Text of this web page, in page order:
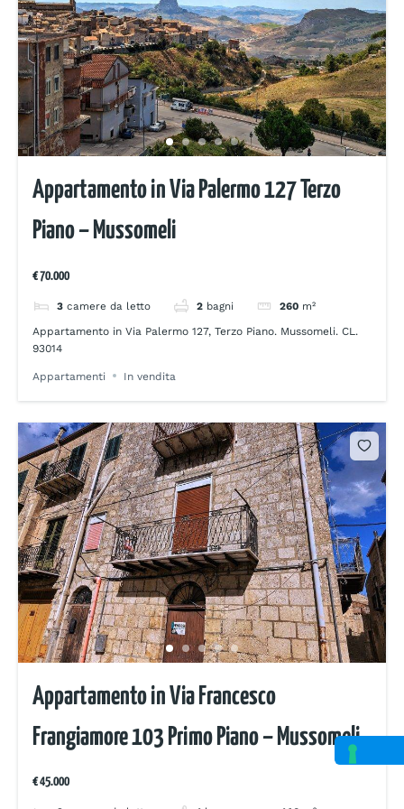
Appartamento in Via Palermo 127 Terzo
Piano – Mussomeli
€ 70.000
3 camere da letto 2 bagni 260 m²
Appartamento in Via Palermo 127, Terzo Piano. Mussomeli. CL.
93014
Appartamenti In vendita
Appartamento in Via Francesco
Frangiamore 103 Primo Piano – Mussomeli
€ 45.000